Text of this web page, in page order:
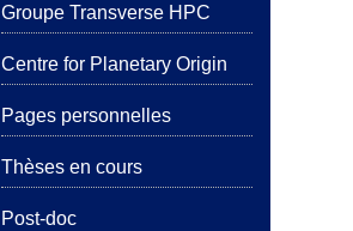
Groupe Transverse HPC
Centre for Planetary Origin
Pages personnelles
Thèses en cours
Post-doc